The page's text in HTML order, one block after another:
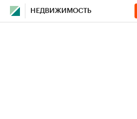
НЕДВИЖИМОСТЬ